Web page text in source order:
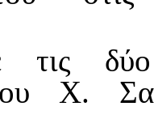
τις
Χ.